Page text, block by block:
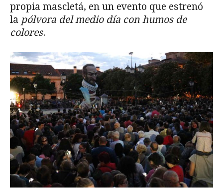
propia mascletá, en un evento que estrenó
la pólvora del me­dio día con humos de
colores.